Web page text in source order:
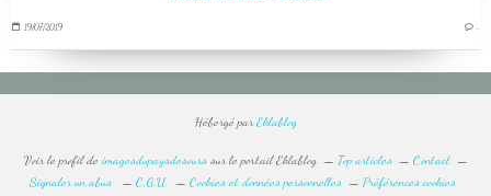
19/07/2019 …
Hébergé parEklablog
Voir le profil de imagesdupaysdesourssur le portail Eklablog Top articles
Contact
Signaler un abus
C.G.U. Cookies et données personnelles Préférences cookies